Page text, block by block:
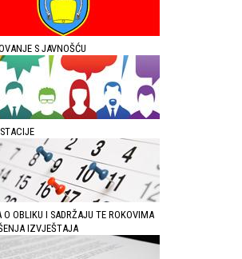
S JAVNOŠĆU
O OBLIKU I SADRŽAJU TE ROKOVIMA
IZVJEŠTAJA